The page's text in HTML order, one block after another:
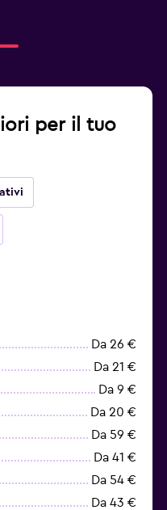
per il tuo
Da 26 €
Da 21 €
Da 9 €
Da 20 €
Da 59 €
Da 41 €
Da 54 €
Da 43 €